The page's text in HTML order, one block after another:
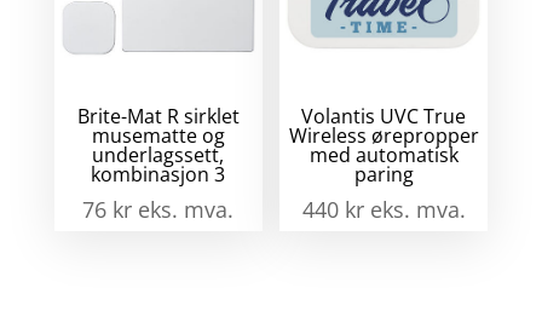
Brite-Mat R sirklet
musematte og
underlagssett,
kombinasjon 3
76 kr eks. mva.
Volantis UVC True
Wireless ørepropper
med automatisk
paring
440 kr eks. mva.